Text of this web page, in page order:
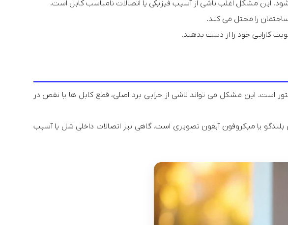
این مشکل اغلب ناشی از آسیب فیزیکی یا اتصالات نامناسب کابل است.
را مختل می کند.
کارایی خود را از دست بدهند.
است. این مشکل می تواند ناشی از خرابی برد اصلی، قطع کابل ها یا نقص در
یا میکروفون آیفون تصویری است. گاهی نیز اتصالات داخلی شل یا آسیب